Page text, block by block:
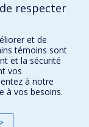
respecter
et de
témoins sont
et la sécurité
vos
à notre
à vos besoins.
>